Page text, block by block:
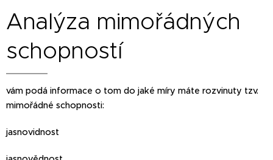
Analýza mimořádných
schopností
vám podá informace o tom do jaké míry máte rozvinuty tzv.
mimořádné schopnosti:
jasnovidnost